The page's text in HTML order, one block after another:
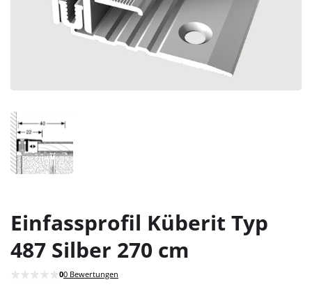
Einfassprofil Küberit Typ
487 Silber 270 cm
00 Bewertungen